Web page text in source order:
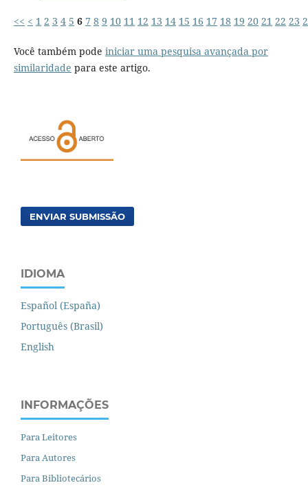
<< < 1 2 3 4 5 6 7 8 9 10 11 12 13 14 15 16 17 18 19 20 21 22 23
Você também pode iniciar uma pesquisa avançada por
similaridade para este artigo.
ENVIAR SUBMISSÃO
IDIOMA
Español (España)
Português (Brasil)
English
INFORMAÇÕES
Para Leitores
Para Autores
Para Bibliotecários